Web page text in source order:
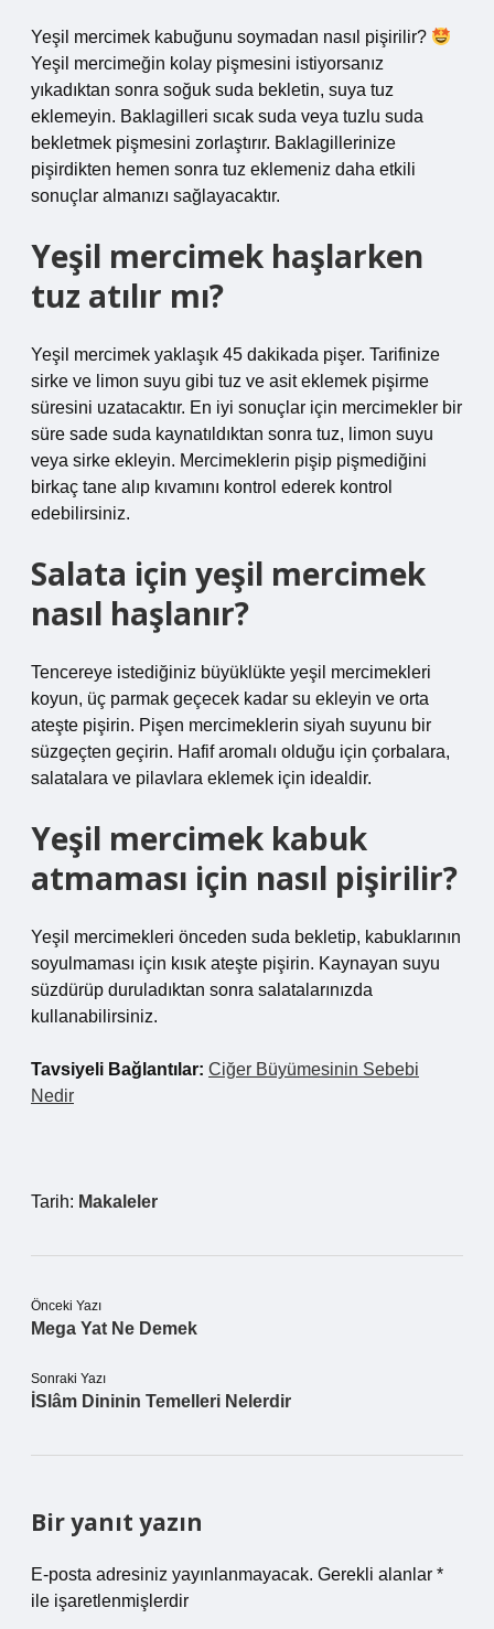
Yeşil mercimek kabuğunu soymadan nasıl pişirilir?
Yeşil mercimeğin kolay pişmesini istiyorsanız
yıkadıktan sonra soğuk suda bekletin, suya tuz
eklemeyin. Baklagilleri sıcak suda veya tuzlu suda
bekletmek pişmesini zorlaştırır. Baklagillerinize
pişirdikten hemen sonra tuz eklemeniz daha etkili
sonuçlar almanızı sağlayacaktır.
Yeşil mercimek haşlarken
tuz atılır mı?
Yeşil mercimek yaklaşık 45 dakikada pişer. Tarifinize
sirke ve limon suyu gibi tuz ve asit eklemek pişirme
süresini uzatacaktır. En iyi sonuçlar için mercimekler bir
süre sade suda kaynatıldıktan sonra tuz, limon suyu
veya sirke ekleyin. Mercimeklerin pişip pişmediğini
birkaç tane alıp kıvamını kontrol ederek kontrol
edebilirsiniz.
Salata için yeşil mercimek
nasıl haşlanır?
Tencereye istediğiniz büyüklükte yeşil mercimekleri
koyun, üç parmak geçecek kadar su ekleyin ve orta
ateşte pişirin. Pişen mercimeklerin siyah suyunu bir
süzgeçten geçirin. Hafif aromalı olduğu için çorbalara,
salatalara ve pilavlara eklemek için idealdir.
Yeşil mercimek kabuk
atmaması için nasıl pişirilir?
Yeşil mercimekleri önceden suda bekletip, kabuklarının
soyulmaması için kısık ateşte pişirin. Kaynayan suyu
süzdürüp duruladıktan sonra salatalarınızda
kullanabilirsiniz.
Tavsiyeli Bağlantılar: Ciğer Büyümesinin Sebebi
Nedir
Tarih: Makaleler
Önceki Yazı
Mega Yat Ne Demek
Sonraki Yazı
İSlâm Dininin Temelleri Nelerdir
Bir yanıt yazın
E-posta adresiniz yayınlanmayacak. Gerekli alanlar *
ile işaretlenmişlerdir